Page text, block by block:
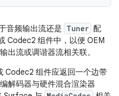
音频输出流还是 Tuner 配
Codec2 组件中，以便 OEM
出流或调谐器流相关联。
Codec2 组件应返回一个边带
解码器与硬件混合渲染器